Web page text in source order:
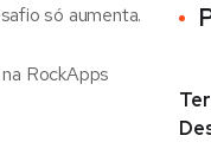
só aumenta.
RockApps